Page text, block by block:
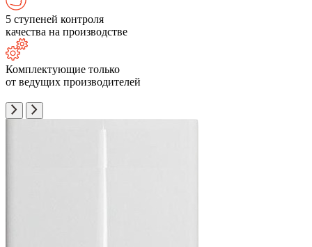
5 ступеней контроля
качества на производстве
Комплектующие только
от ведущих производителей